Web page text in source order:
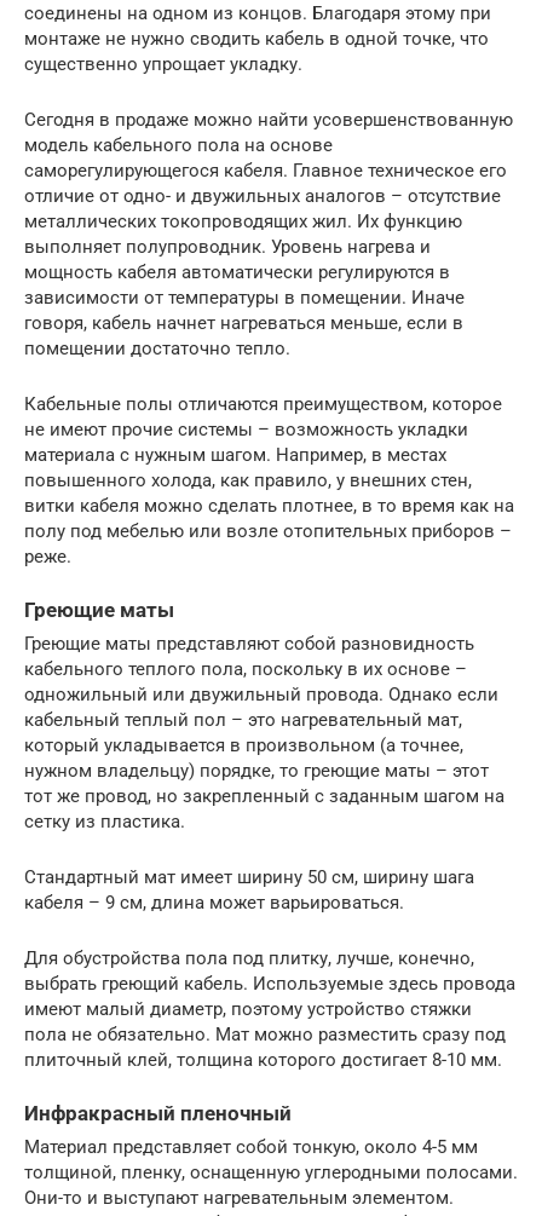
соединены на одном из концов. Благодаря этому при
монтаже не нужно сводить кабель в одной точке, что
существенно упрощает укладку.
Сегодня в продаже можно найти усовершенствованную
модель кабельного пола на основе
саморегулирующегося кабеля. Главное техническое его
отличие от одно- и двужильных аналогов – отсутствие
металлических токопроводящих жил. Их функцию
выполняет полупроводник. Уровень нагрева и
мощность кабеля автоматически регулируются в
зависимости от температуры в помещении. Иначе
говоря, кабель начнет нагреваться меньше, если в
помещении достаточно тепло.
Кабельные полы отличаются преимуществом, которое
не имеют прочие системы – возможность укладки
материала с нужным шагом. Например, в местах
повышенного холода, как правило, у внешних стен,
витки кабеля можно сделать плотнее, в то время как на
полу под мебелью или возле отопительных приборов –
реже.
Греющие маты
Греющие маты представляют собой разновидность
кабельного теплого пола, поскольку в их основе –
одножильный или двужильный провода. Однако если
кабельный теплый пол – это нагревательный мат,
который укладывается в произвольном (а точнее,
нужном владельцу) порядке, то греющие маты – этот
тот же провод, но закрепленный с заданным шагом на
сетку из пластика.
Стандартный мат имеет ширину 50 см, ширину шага
кабеля – 9 см, длина может варьироваться.
Для обустройства пола под плитку, лучше, конечно,
выбрать греющий кабель. Используемые здесь провода
имеют малый диаметр, поэтому устройство стяжки
пола не обязательно. Мат можно разместить сразу под
плиточный клей, толщина которого достигает 8-10 мм.
Инфракрасный пленочный
Материал представляет собой тонкую, около 4-5 мм
толщиной, пленку, оснащенную углеродными полосами.
Они-то и выступают нагревательным элементом.